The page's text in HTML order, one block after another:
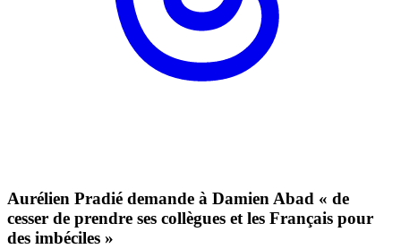
Aurélien Pradié demande à Damien Abad « de
cesser de prendre ses collègues et les Français pour
des imbéciles »